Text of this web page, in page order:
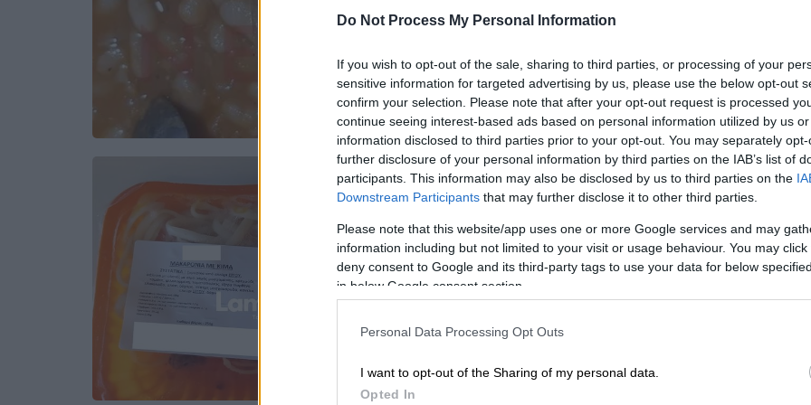
Do Not Process My Personal Information
If you wish to opt-out of the sale, sharing to third parties, or processing of your
sensitive information for targeted advertising by us, please use the below opt-out
confirm your selection. Please note that after your opt-out request is processed
continue seeing interest-based ads based on personal information utilized by us
information disclosed to third parties prior to your opt-out. You may separately
further disclosure of your personal information by third parties on the IAB’s list of
participants. This information may also be disclosed by us to third parties on the
Downstream Participants that may further disclose it to other third parties.
Please note that this website/app uses one or more Google services and may
information including but not limited to your visit or usage behaviour. You may
deny consent to Google and its third-party tags to use your data for below
in below Google consent section.
Personal Data Processing Opt Outs
I want to opt-out of the Sharing of my personal data.
Opted In
γεύματα
Τι καταγγέλλουν οι γονείς
Ελλάδα |30.10.2024 22:29
Λαμία: Σφοδρές αντιδράσεις για
την επαναφορά της εταιρείας που
ελέγχεται για τη μαζική
δηλητηρίαση μαθητών
Τι απαντά ο δήμαρχος